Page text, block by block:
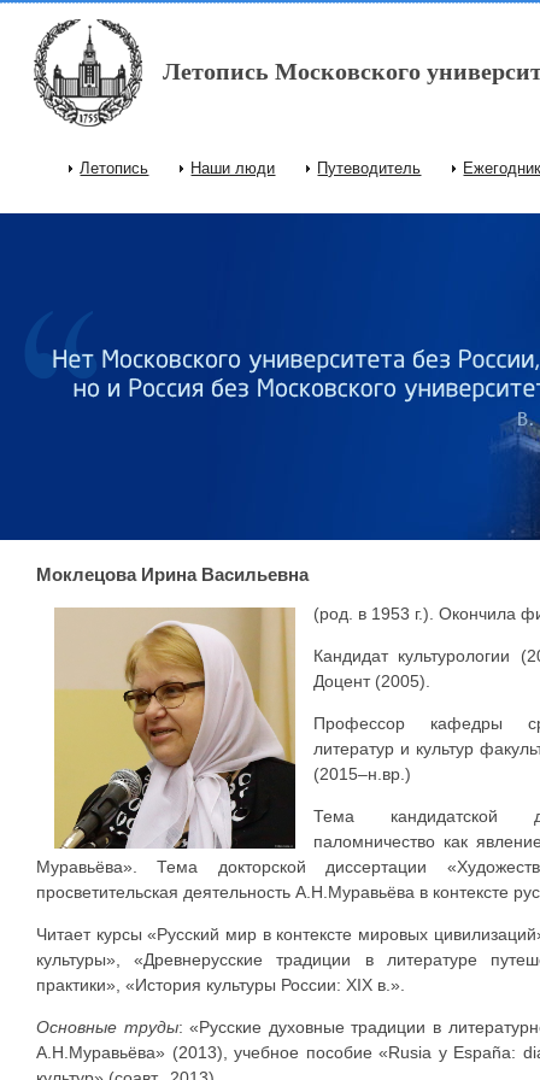
Перейти к основному содержанию
Летопись Московского
Главное меню
Летопись Наши люди Путеводитель
Моклецова Ирина Васильевна
(род. в 1953 г.). Окончила
Кандидат культурологии
Доцент (2005).
Профессор кафедры
литератур и культур
(2015–н.вр.)
Тема кандидатской
паломничество как
Муравьёва». Тема докторской диссертации
просветительская деятельность А.Н.Муравьёва в контексте
Читает курсы «Русский мир в контексте мировых
культуры», «Древнерусские традиции в литературе
практики», «История культуры России: XIX в.».
Основные труды: «Русские духовные традиции в
А.Н.Муравьёва» (2013), учебное пособие «Rusia y España: